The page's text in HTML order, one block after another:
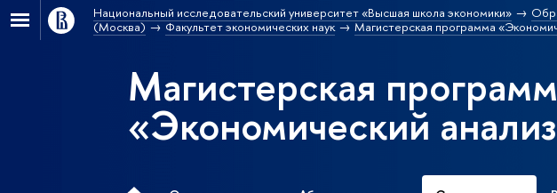
Национальный исследовательский университет «Высшая школа экономики»
(Москва)
Факультет экономических наук Магистерская программа
Магистерская
«Экономический